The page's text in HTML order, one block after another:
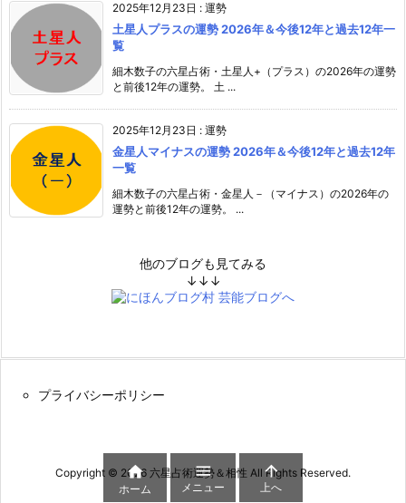
2025年12月23日 : 運勢
土星人プラスの運勢 2026年＆今後12年と過去12年一
覧
細木数子の六星占術・土星人+（プラス）の2026年の運勢
と前後12年の運勢。 土 ...
2025年12月23日 : 運勢
金星人マイナスの運勢 2026年＆今後12年と過去12年
一覧
細木数子の六星占術・金星人－（マイナス）の2026年の
運勢と前後12年の運勢。 ...
他のブログも見てみる
↓↓↓
プライバシーポリシー
Copyright © 2026 六星占術運勢＆相性 All Rights Reserved.

ホーム

メニュー

上へ